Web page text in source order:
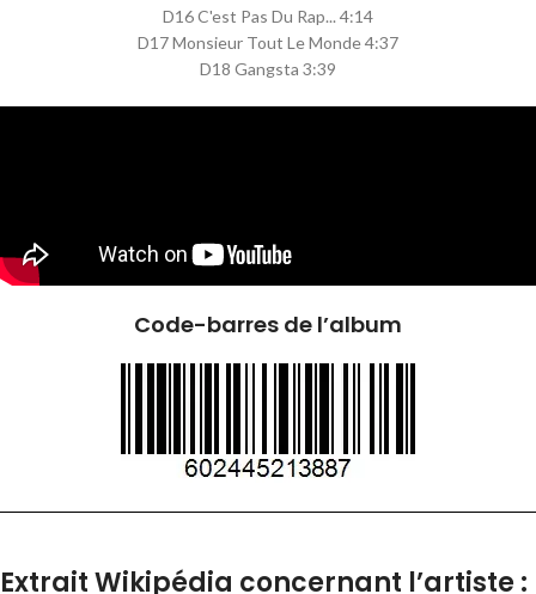
D16 C'est Pas Du Rap... 4:14
D17 Monsieur Tout Le Monde 4:37
D18 Gangsta 3:39
Code-barres de l’album
Extrait Wikipédia concernant l’artiste :